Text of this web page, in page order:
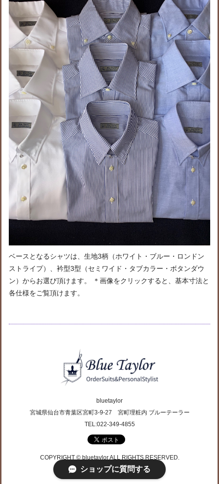
ベースとなるシャツは、生地3柄（ホワイト・ブルー・ロンドン
ストライプ）、衿型3型（セミワイド・タブカラー・ボタンダウ
ン）からお選び頂けます。 ＊画像をクリックすると、基本寸法と
各仕様をご覧頂けます。
bluetaylor
宮城県仙台市青葉区宮町3-9-27 宮町理粧内 ブルーテーラー
TEL:022-349-4855
COPYRIGHT © bluetaylor ALL RIGHTS RESERVED.
ショップに質問する